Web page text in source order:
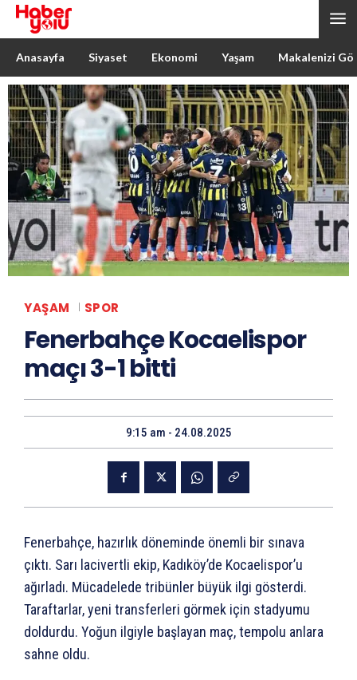
Anasayfa Siyaset Ekonomi Yaşam Makalenizi
YAŞAM SPOR
Fenerbahçe Kocaelispor
maçı 3-1 bitti
9:15 am - 24.08.2025
Fenerbahçe, hazırlık döneminde önemli bir sınava
çıktı. Sarı lacivertli ekip, Kadıköy’de Kocaelispor’u
ağırladı. Mücadelede tribünler büyük ilgi gösterdi.
Taraftarlar, yeni transferleri görmek için stadyumu
doldurdu. Yoğun ilgiyle başlayan maç, tempolu anlara
sahne oldu.